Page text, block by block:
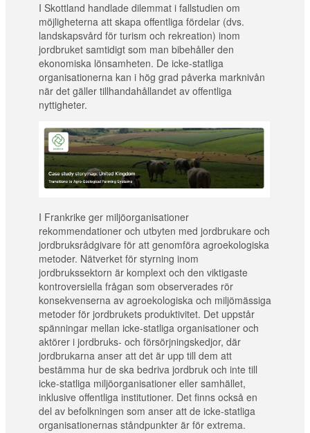
I Skottland handlade dilemmat i fallstudien om
möjligheterna att skapa offentliga fördelar (dvs.
landskapsvård för turism och rekreation) inom
jordbruket samtidigt som man bibehåller den
ekonomiska lönsamheten. De icke-statliga
organisationerna kan i hög grad påverka marknivån
när det gäller tillhandahållandet av offentliga
nyttigheter.
I Frankrike ger miljöorganisationer
rekommendationer och utbyten med jordbrukare och
jordbruksrådgivare för att genomföra agroekologiska
metoder. Nätverket för styrning inom
jordbrukssektorn är komplext och den viktigaste
kontroversiella frågan som observerades rör
konsekvenserna av agroekologiska och miljömässiga
metoder för jordbrukets produktivitet. Det uppstår
spänningar mellan icke-statliga organisationer och
aktörer i jordbruks- och försörjningskedjor, där
jordbrukarna anser att det är upp till dem att
bestämma hur de ska bedriva jordbruk och inte till
icke-statliga miljöorganisationer eller samhället,
inklusive offentliga institutioner. Det finns också en
del av befolkningen som anser att de icke-statliga
organisationernas ståndpunkter är för extrema.